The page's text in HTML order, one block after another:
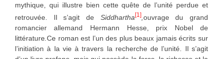
mythique, qui illustre bien cette quête de l’unité perdue et
retrouvée. Il s’agit de Siddhartha [1], ouvrage du grand
romancier allemand Hermann Hesse, prix Nobel de
littérature Ce roman est l’un des plus beaux jamais écrits sur
l’initiation à la vie à travers la recherche de l’unité. Il s’agit